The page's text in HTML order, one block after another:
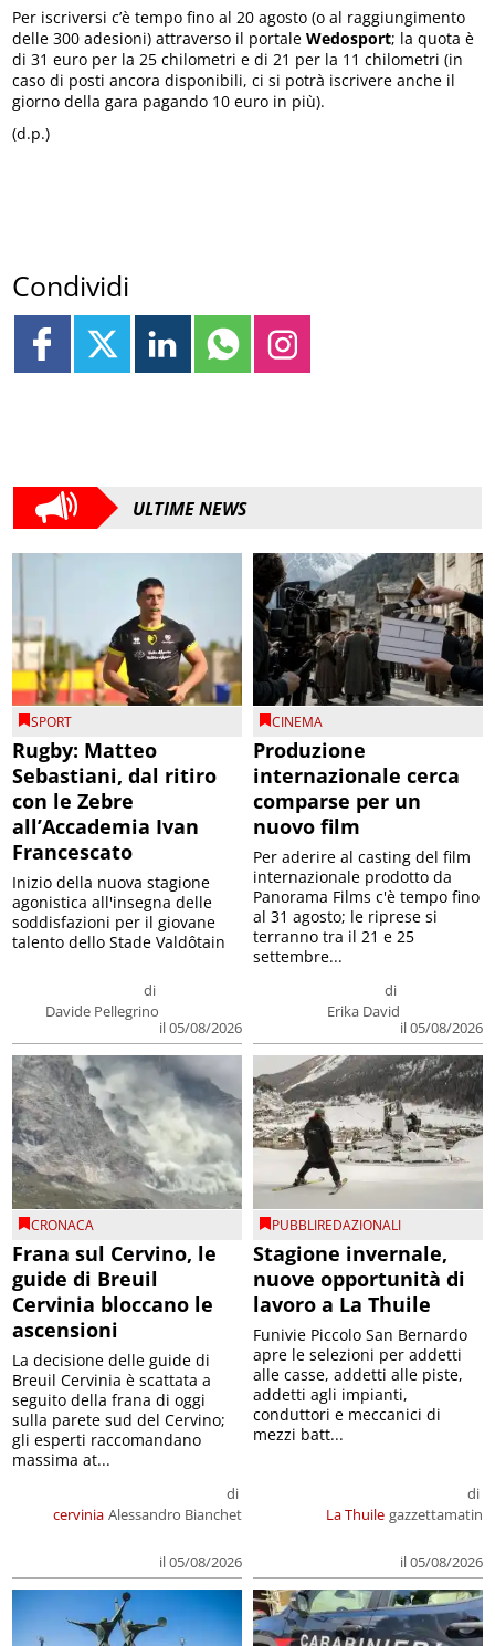
Per iscriversi c’è tempo fino al 20 agosto (o al raggiungimento
delle 300 adesioni) attraverso il portaleWedosport; la quota è
di 31 euro per la 25 chilometri e di 21 per la 11 chilometri (in
caso di posti ancora disponibili, ci si potrà iscrivere anche il
giorno della gara pagando 10 euro in più).
(d.p.)
Condividi
ULTIME NEWS
SPORT
Rugby: Matteo
Sebastiani, dal ritiro
con le Zebre
all’Accademia Ivan
Francescato
di
Davide Pellegrino
il 05/08/2026
Inizio della nuova stagione
agonistica all'insegna delle
soddisfazioni per il giovane
talento dello Stade Valdôtain
CINEMA
Produzione
internazionale cerca
comparse per un
nuovo film
di
Erika David
il 05/08/2026
Per aderire al casting del film
internazionale prodotto da
Panorama Films c'è tempo fino
al 31 agosto; le riprese si
terranno tra il 21 e 25
settembre...
CRONACA
Frana sul Cervino, le
guide di Breuil
Cervinia bloccano le
ascensioni
cervinia
di
Alessandro Bianchet
il 05/08/2026
La decisione delle guide di
Breuil Cervinia è scattata a
seguito della frana di oggi
sulla parete sud del Cervino;
gli esperti raccomandano
massima at...
PUBBLIREDAZIONALI
Stagione invernale,
nuove opportunità di
lavoro a La Thuile
La Thuile
di
gazzettamatin
il 05/08/2026
Funivie Piccolo San Bernardo
apre le selezioni per addetti
alle casse, addetti alle piste,
addetti agli impianti,
conduttori e meccanici di
mezzi batt...